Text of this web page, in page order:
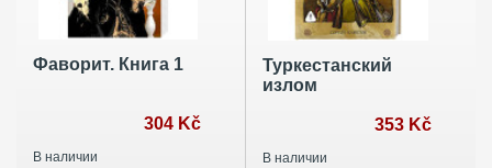
Фаворит. Книга 1
304 Kč
В наличии
Туркестанский
излом
353 Kč
В наличии